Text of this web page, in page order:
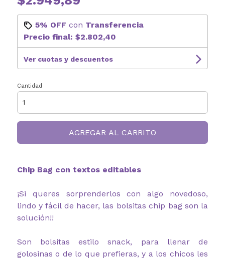
5% OFF con Transferencia
Precio final: $2.802,40
Ver cuotas y descuentos
Cantidad
AGREGAR AL CARRITO
Chip Bag con textos editables
¡Si queres sorprenderlos con algo novedoso,
lindo y fácil de hacer, las bolsitas chip bag son la
solución!!
Son bolsitas estilo snack, para llenar de
golosinas o de lo que prefieras, y a los chicos les